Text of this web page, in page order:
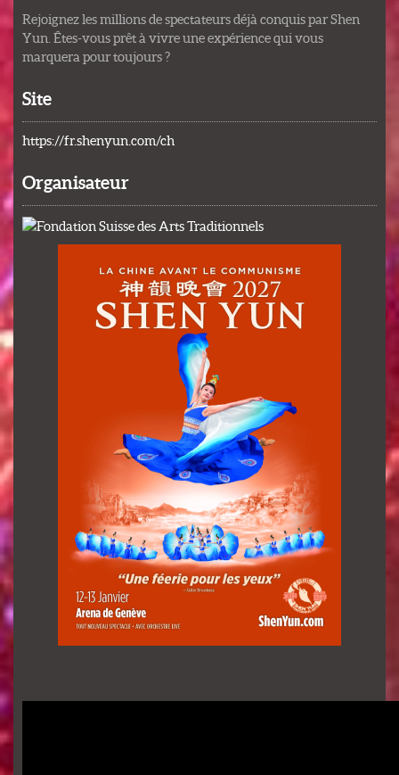
Rejoignez les millions de spectateurs déjà conquis par Shen
Yun. Êtes-vous prêt à vivre une expérience qui vous
marquera pour toujours ?
Site
https://fr.shenyun.com/ch
Organisateur